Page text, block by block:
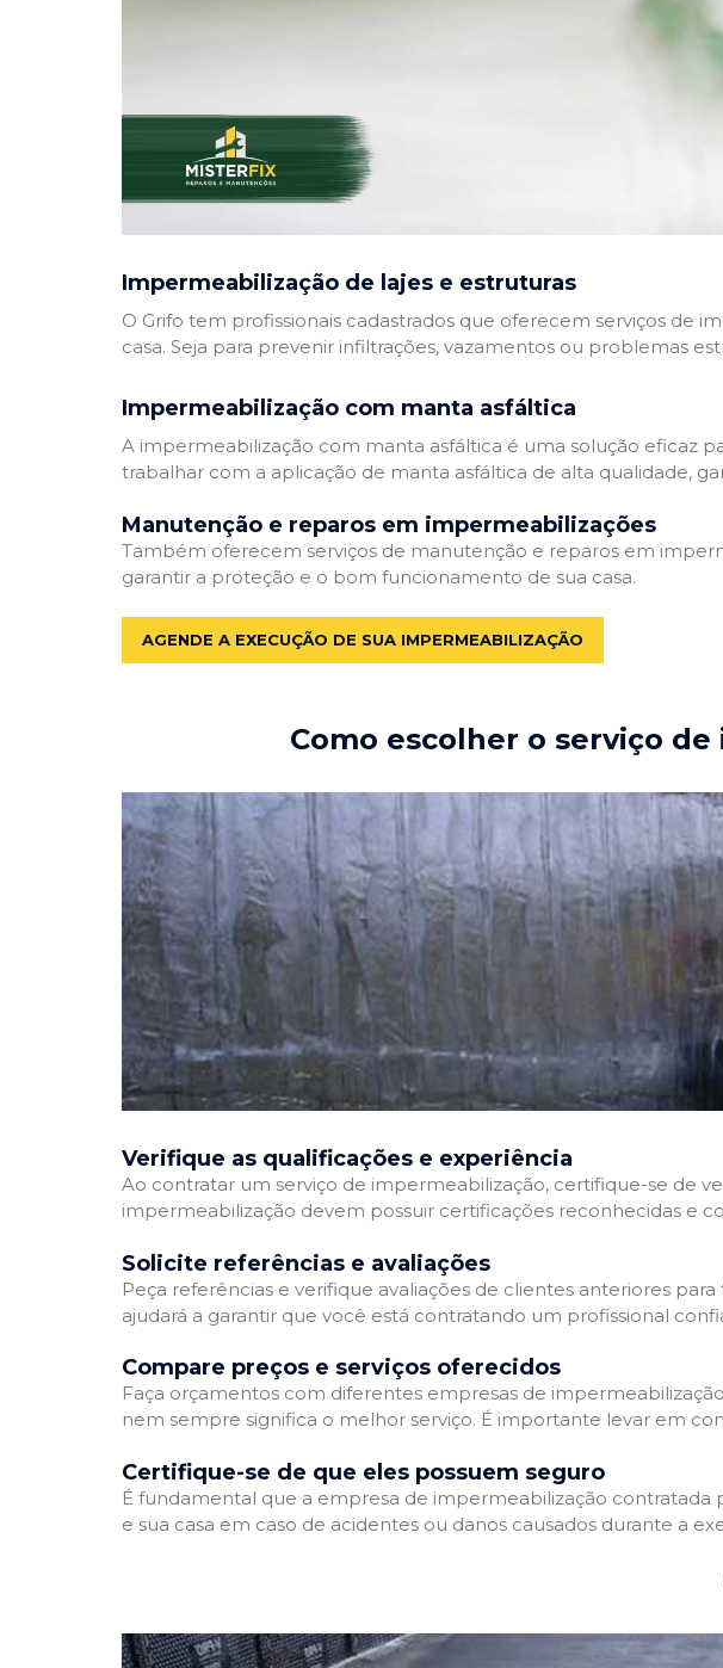
Impermeabilização de lajes e estruturas
O Grifo tem profissionais cadastrados que oferecem serviços de
casa. Seja para prevenir infiltrações, vazamentos ou problemas
Impermeabilização com manta asfáltica
A impermeabilização com manta asfáltica é uma solução eficaz
trabalhar com a aplicação de manta asfáltica de alta qualidade,
Manutenção e reparos em impermeabilizações
Também oferecem serviços de manutenção e reparos em
garantir a proteção e o bom funcionamento de sua casa.
AGENDE A EXECUÇÃO DE SUA IMPERMEABILIZAÇÃO
Como escolher o serviço
Verifique as qualificações e experiência
Ao contratar um serviço de impermeabilização, certifique-se de
impermeabilização devem possuir certificações reconhecidas e
Solicite referências e avaliações
Peça referências e verifique avaliações de clientes anteriores
ajudará a garantir que você está contratando um profissional
Compare preços e serviços oferecidos
Faça orçamentos com diferentes empresas de
nem sempre significa o melhor serviço. É importante levar em
Certifique-se de que eles possuem seguro
É fundamental que a empresa de impermeabilização contratada
e sua casa em caso de acidentes ou danos causados durante a